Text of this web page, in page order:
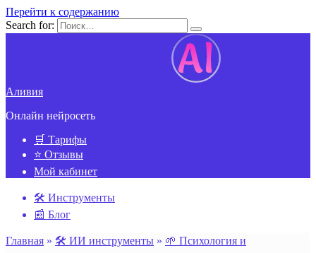
Перейти к содержанию
Search for:
Аливия
Онлайн нейросеть
🛒 Тарифы
⭐ Отзывы
Мой кабинет
🛠️ Инструменты
📰 Блог
Главная » 🛠️ ИИ инструменты » 🌱 Психология и